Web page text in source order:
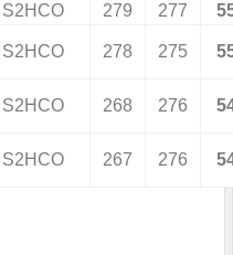
S2HCO 279 277
S2HCO 278 275
S2HCO 268 276
S2HCO 267 276